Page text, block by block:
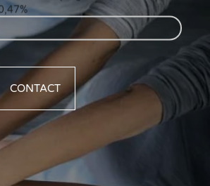
FCP AAM Sérenitis : 9,05%
CONTACT